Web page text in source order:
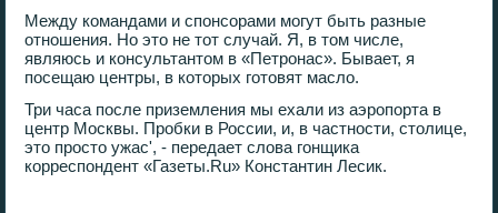
Между командами и спонсорами могут быть разные
отношения. Но это не тот случай. Я, в том числе,
являюсь и консультантом в «Петронас». Бывает, я
посещаю центры, в которых готовят масло.
Три часа после приземления мы ехали из аэропорта в
центр Москвы. Пробки в России, и, в частности, столице,
это просто ужас', - передает слова гонщика
корреспондент «Газеты.Ru» Константин Лесик.